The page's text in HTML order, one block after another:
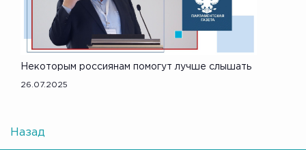
Некоторым россиянам помогут лучше слышать
26.07.2025
Назад